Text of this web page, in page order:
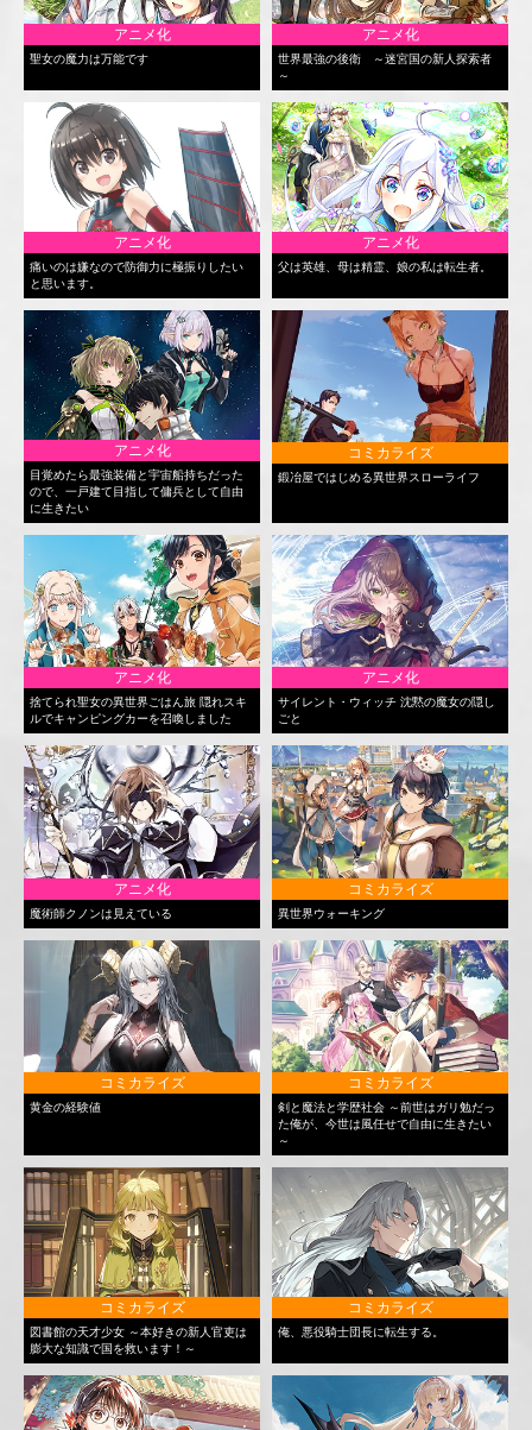
アニメ化
聖女の魔力は万能です
アニメ化
世界最強の後衛 ～迷宮国の新人探索者
～
アニメ化
痛いのは嫌なので防御力に極振りしたい
と思います。
アニメ化
父は英雄、母は精霊、娘の私は転生者。
アニメ化
目覚めたら最強装備と宇宙船持ちだった
ので、一戸建て目指して傭兵として自由
に生きたい
コミカライズ
鍛冶屋ではじめる異世界スローライフ
アニメ化
捨てられ聖女の異世界ごはん旅 隠れスキ
ルでキャンピングカーを召喚しました
アニメ化
サイレント・ウィッチ 沈黙の魔女の隠し
ごと
アニメ化
魔術師クノンは見えている
コミカライズ
異世界ウォーキング
コミカライズ
黄金の経験値
コミカライズ
剣と魔法と学歴社会 ～前世はガリ勉だっ
た俺が、今世は風任せで自由に生きたい
～
コミカライズ
図書館の天才少女 ～本好きの新人官吏は
膨大な知識で国を救います！～
コミカライズ
俺、悪役騎士団長に転生する。